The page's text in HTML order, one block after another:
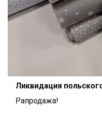
Ликвидация
Рапродажа!